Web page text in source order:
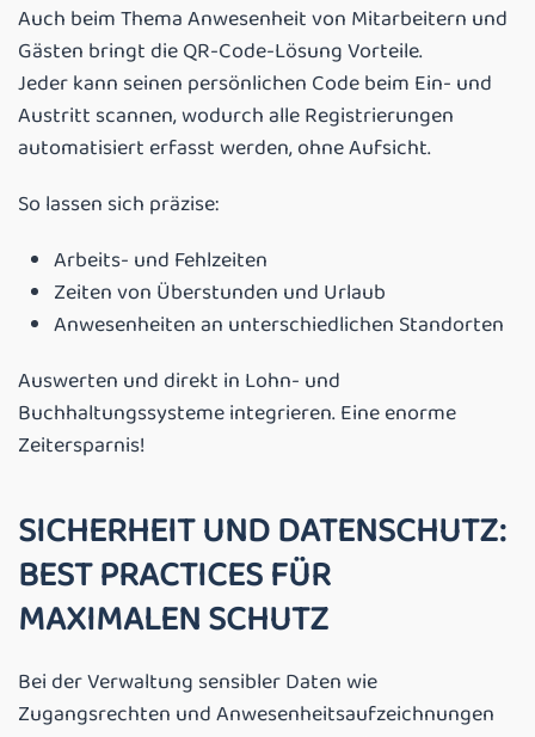
Auch beim Thema Anwesenheit von Mitarbeitern und
Gästen bringt die QR-Code-Lösung Vorteile.
Jeder kann seinen persönlichen Code beim Ein- und
Austritt scannen, wodurch alle Registrierungen
automatisiert erfasst werden, ohne Aufsicht.
So lassen sich präzise:
Arbeits- und Fehlzeiten
Zeiten von Überstunden und Urlaub
Anwesenheiten an unterschiedlichen Standorten
Auswerten und direkt in Lohn- und
Buchhaltungssysteme integrieren. Eine enorme
Zeitersparnis!
SICHERHEIT UND DATENSCHUTZ:
BEST PRACTICES FÜR
MAXIMALEN SCHUTZ
Bei der Verwaltung sensibler Daten wie
Zugangsrechten und Anwesenheitsaufzeichnungen